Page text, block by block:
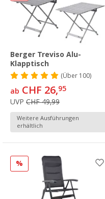
Berger Treviso Alu-
Klapptisch
(Über100)
ab CHF 26,95
UVP CHF 49,99
Weitere Ausführungen
erhältlich
%